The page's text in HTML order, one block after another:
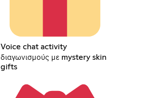
Voice chat activity
διαγωνισμούς με mystery skin
gifts